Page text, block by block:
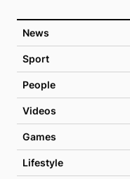
News
Sport
People
Videos
Games
Lifestyle